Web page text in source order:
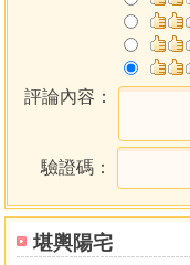
堪輿陽宅
五言律十六首
七言絕三十首
丹髓歌三十四首
丹基歸一論
羅浮翠虛吟
金丹詩訣
五．入藥鏡三家注
評論內容：
驗證碼：